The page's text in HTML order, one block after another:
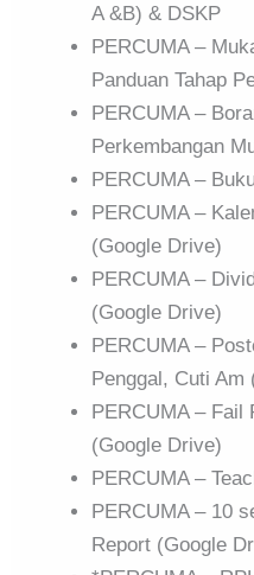
A &B) & DSKP
PERCUMA –
Panduan Tahap
PERCUMA –
Perkembangan
PERCUMA –
PERCUMA –
(Google Drive)
PERCUMA –
(Google Drive)
PERCUMA –
Penggal, Cuti Am
PERCUMA – Fail
(Google Drive)
PERCUMA –
PERCUMA – 10
Report (Google